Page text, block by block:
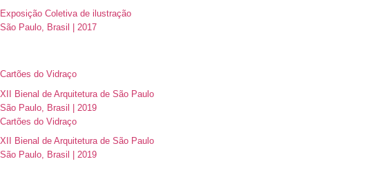
Exposição Coletiva de ilustração
São Paulo, Brasil | 2017
Cartões do Vidraço
XII Bienal de Arquitetura de São Paulo
São Paulo, Brasil | 2019
Cartões do Vidraço
XII Bienal de Arquitetura de São Paulo
São Paulo, Brasil | 2019